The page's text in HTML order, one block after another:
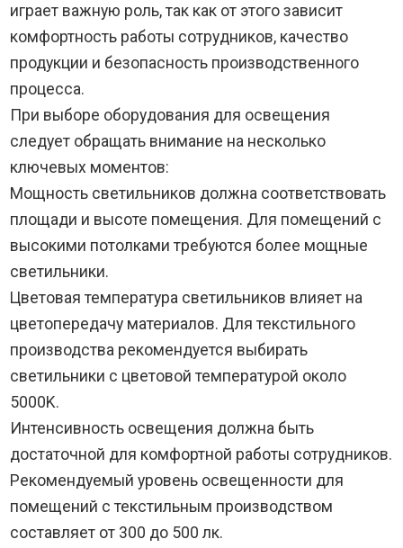
играет важную роль, так как от этого зависит
комфортность работы сотрудников, качество
продукции и безопасность производственного
процесса.
При выборе оборудования для освещения
следует обращать внимание на несколько
ключевых моментов:
Мощность светильников должна соответствовать
площади и высоте помещения. Для помещений с
высокими потолками требуются более мощные
светильники.
Цветовая температура светильников влияет на
цветопередачу материалов. Для текстильного
производства рекомендуется выбирать
светильники с цветовой температурой около
5000K.
Интенсивность освещения должна быть
достаточной для комфортной работы сотрудников.
Рекомендуемый уровень освещенности для
помещений с текстильным производством
составляет от 300 до 500 лк.